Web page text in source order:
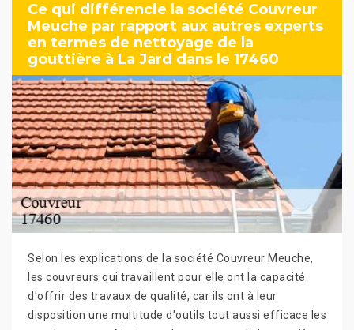
Ce qui différencie la société Couvreur
Meuche par rapport aux autres experts
en termes de nettoyage de la
gouttière à La Jard dans le 17460
Selon les explications de la société Couvreur Meuche,
les couvreurs qui travaillent pour elle ont la capacité
d'offrir des travaux de qualité, car ils ont à leur
disposition une multitude d'outils tout aussi efficace les